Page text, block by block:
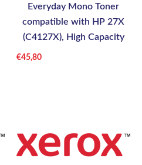
Everyday Mono Toner
compatible with HP 27X
(C4127X), High Capacity
€45,80